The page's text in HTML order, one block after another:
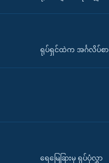
ရုပ်ရှင်ထဲက အင်္ဂလိပ်စာ
ရေမြေခြားမှ ရုပ်ပုံလွှာ